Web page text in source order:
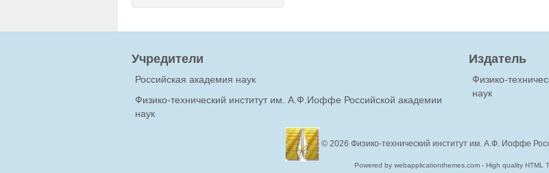
Учредители
Российская академия наук
Физико-технический институт им. А.Ф.Иоффе Российской академии
наук
Издатель
Физико-
наук
© 2026 Физико-технический институт им. А.Ф. Иоффе
Powered by webapplicationthemes.com - High quality HTML